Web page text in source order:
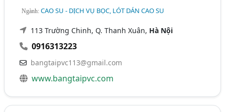
Ngành:CAO SU - DỊCH VỤ BỌC, LÓT DÁN CAO SU
113 Trường Chinh, Q. Thanh Xuân, Hà Nội
0916313223
bangtaipvc113@gmail.com
www.bangtaipvc.com